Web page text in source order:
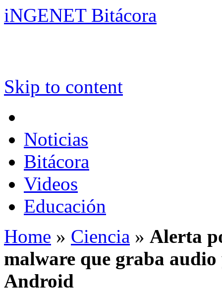
iNGENET Bitácora
Skip to content
Noticias
Bitácora
Videos
Educación
Home » Ciencia » Alerta
malware que graba
Android